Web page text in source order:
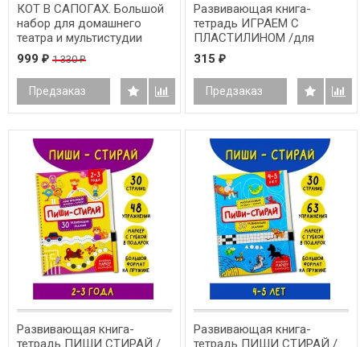
КОТ В САПОГАХ. Большой
набор для домашнего
театра и мультистудии
999 ₽ 1 330₽
Предзаказ
Развивающая книга-
тетрадь ИГРАЕМ С
ПЛАСТИЛИНОМ /для
детей 4-5 лет/
315 ₽
Предзаказ
Развивающая книга-
тетрадь ПИШИ СТИРАЙ /
Развивающая книга-
тетрадь ПИШИ СТИРАЙ /